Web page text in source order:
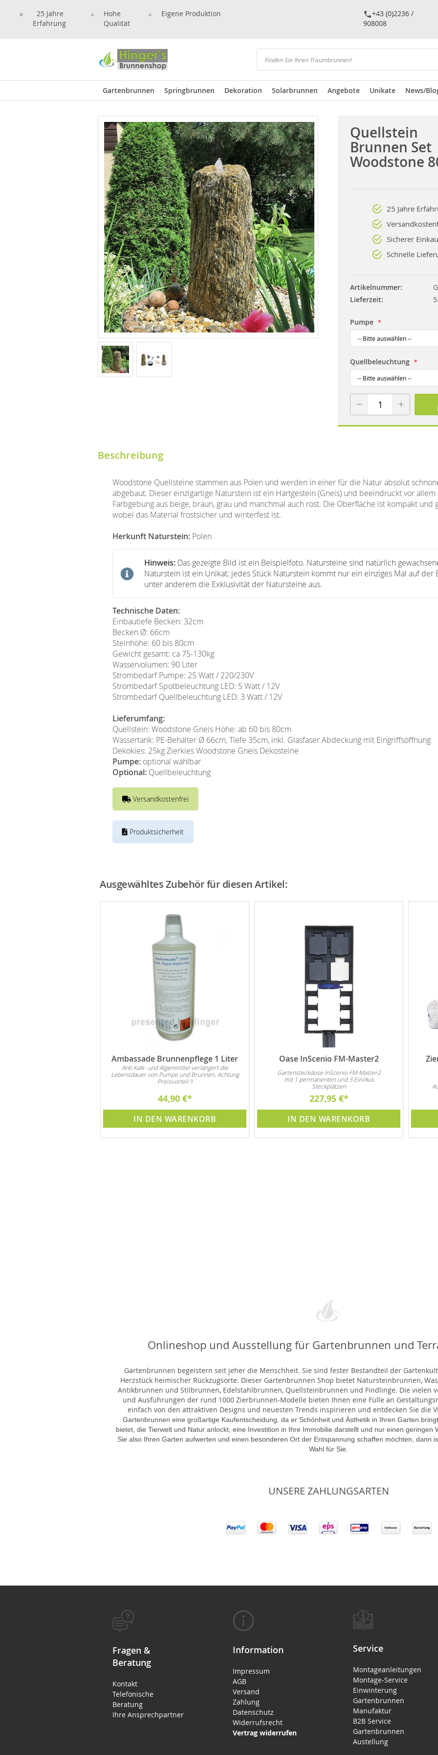
25 Jahre
Erfahrung
Hohe
Qualität
Eigene Produktion
+43 (0)2236 /
908008
Suchen
Gartenbrunnen Springbrunnen Dekoration Solarbrunnen Angebote Unikate News/
Quellstein
Brunnen Set
Woodstone
25 Jahre
Sicherer
Schnelle
Artikelnummer
Lieferzeit
Pumpe
Quellbeleuchtung
Beschreibung
Woodstone Quellsteine stammen aus Polen und werden in einer für die Natur absolut
abgebaut. Dieser einzigartige Naturstein ist ein Hartgestein (Gneis) und beeindruckt vor
Farbgebung aus beige, braun, grau und manchmal auch rost. Die Oberfläche ist kompakt
wobei das Material frostsicher und winterfest ist.
Herkunft Naturstein: Polen
Hinweis: Das gezeigte Bild ist ein Beispielfoto. Natursteine sind natürlich
Naturstein ist ein Unikat; jedes Stück Naturstein kommt nur ein einziges Mal auf der
unter anderem die Exklusivität der Natursteine aus.
Technische Daten:
Einbautiefe Becken: 32cm
Becken Ø: 66cm
Steinhöhe: 60 bis 80cm
Gewicht gesamt: ca 75-130kg
Wasservolumen: 90 Liter
Strombedarf Pumpe: 25 Watt / 220/230V
Strombedarf Spotbeleuchtung LED: 5 Watt / 12V
Strombedarf Quellbeleuchtung LED: 3 Watt / 12V
Lieferumfang:
Quellstein: Woodstone Gneis Höhe: ab 60 bis 80cm
Wassertank: PE-Behälter Ø 66cm, Tiefe 35cm, inkl. Glasfaser Abdeckung mit Eingriffsöffnung
Dekokies: 25kg Zierkies Woodstone Gneis Dekosteine
Pumpe: optional wählbar
Optional: Quellbeleuchtung
Versandkostenfrei
Produktsicherheit
Ausgewähltes Zubehör für diesen Artikel:
Ambassade Brunnenpflege 1 Liter
Anti Kalk- und Algenmittel verlängert die
Lebensdauer von Pumpe und Brunnen. Achtung
Preisvorteil !!
44,90 €
IN DEN WARENKORB
Oase InScenio FM-Master2
Gartensteckdose InScenio FM-Master2
mit 1 permanenten und 3 Ein/Aus
Steckplätzen
227,95 €
IN DEN WARENKORB
Onlineshop und Ausstellung für Gartenbrunnen und
Gartenbrunnen begeistern seit jeher die Menschheit. Sie sind fester Bestandteil der
Herzstück heimischer Rückzugsorte. Dieser Gartenbrunnen Shop bietet Natursteinbrunnen,
Antikbrunnen und Stilbrunnen, Edelstahlbrunnen, Quellsteinbrunnen und Findlinge. Die vielen
und Ausführungen der rund 1000 Zierbrunnen-Modelle bieten Ihnen eine Fülle an
einfach von den attraktiven Designs und neuesten Trends inspirieren und entdecken Sie die
Gartenbrunnen eine großartige Kaufentscheidung, da er Schönheit und Ästhetik in Ihren Garten
bietet, die Tierwelt und Natur anlockt, eine Investition in Ihre Immobilie darstellt und nur einen geringen
Sie also Ihren Garten aufwerten und einen besonderen Ort der Entspannung schaffen möchten, dann
Wahl für Sie.
UNSERE ZAHLUNGSARTEN
Fragen &
Beratung
Kontakt
Telefonische
Beratung
Ihre Ansprechpartner
Information
Impressum
AGB
Versand
Zahlung
Datenschutz
Widerrufsrecht
Vertrag widerrufen
Service
Montageanleitungen
Montage-Service
Einwinterung
Gartenbrunnen
Manufaktur
B2B Service
Gartenbrunnen
Austellung